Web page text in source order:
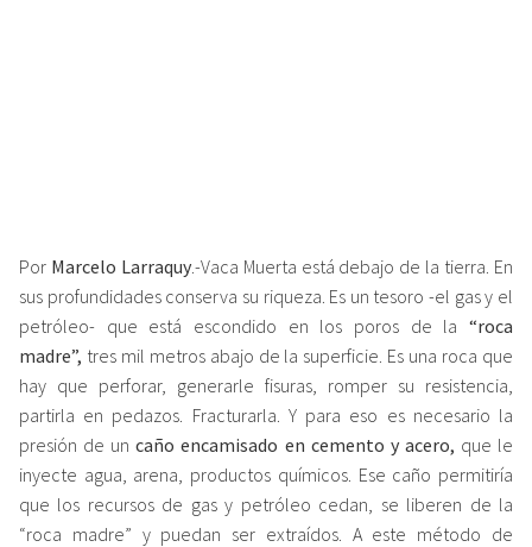
Por Marcelo Larraquy.-Vaca Muerta está debajo de la tierra. En
sus profundidades conserva su riqueza. Es un tesoro -el gas y el
petróleo- que está escondido en los poros de la “roca
madre”, tres mil metros abajo de la superficie. Es una roca que
hay que perforar, generarle fisuras, romper su resistencia,
partirla en pedazos. Fracturarla. Y para eso es necesario la
presión de uncaño encamisado en cemento y acero, que le
inyecte agua, arena, productos químicos. Ese caño permitiría
que los recursos de gas y petróleo cedan, se liberen de la
“roca madre” y puedan ser extraídos. A este método de